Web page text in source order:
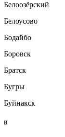
Белоозёрский
Белоусово
Бодайбо
Боровск
Братск
Бугры
Буйнакск
В